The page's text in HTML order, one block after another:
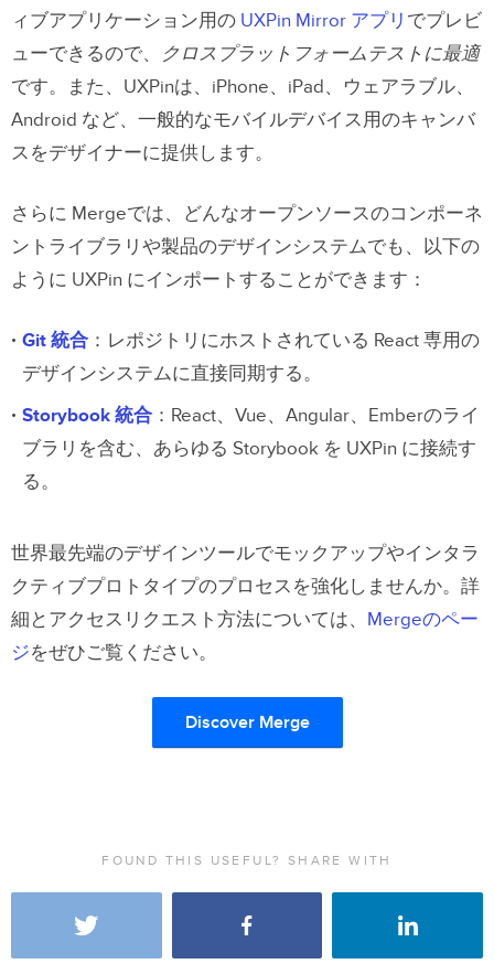
ィブアプリケーション用の UXPin Mirror アプリ でプレビ
ューできるので、
クロスプラットフォームテストに最適
です。また、UXPinは、iPhone、iPad、ウェアラブル、
Android など、一般的なモバイルデバイス用のキャンバ
スをデザイナーに提供します。
さらに Mergeでは、どんなオープンソースのコンポーネ
ントライブラリや製品のデザインシステムでも、以下の
ように UXPin にインポートすることができます：
Git 統合 ：レポジトリにホストされている React 専用の
デザインシステムに直接同期する。
Storybook 統合 ：React、Vue、Angular、Emberのライ
ブラリを含む、あらゆる Storybook を UXPin に接続す
る。
世界最先端のデザインツールでモックアップやインタラ
クティブプロトタイプのプロセスを強化しませんか。詳
細とアクセスリクエスト方法については、 Mergeのペー
ジをぜひご覧ください。
Discover Merge
FOUND THIS USEFUL? SHARE WITH